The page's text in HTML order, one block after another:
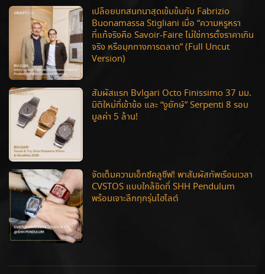
เปลือยบทสนทนาสุดเข้มข้นกับ Fabrizio
Buonamassa Stigliani เมื่อ “ความหรูหรา
ที่แท้จริงคือ Savoir-Faire ไม่ใช่การตั้งราคาเกิน
จริง หรือมุกทางการตลาด” (Full Uncut
Version)
สัมผัสแรก Bvlgari Octo Finissimo 37 มม.
มิติใหม่ที่เข้าข้อ และ “งูยักษ์” Serpenti 8 รอบ
มูลค่า 5 ล้าน!
จัดเต็มความเอ็กซ์คลูซีฟ! พาสัมผัสทัพเรือนเวลา
CVSTOS แบบใกล้ชิดที่ SHH Pendulum
พร้อมเจาะลึกทุกรุ่นไฮไลต์